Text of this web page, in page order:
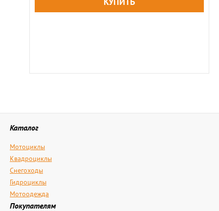
Каталог
Мотоциклы
Квадроциклы
Снегоходы
Гидроциклы
Мотоодежда
Покупателям